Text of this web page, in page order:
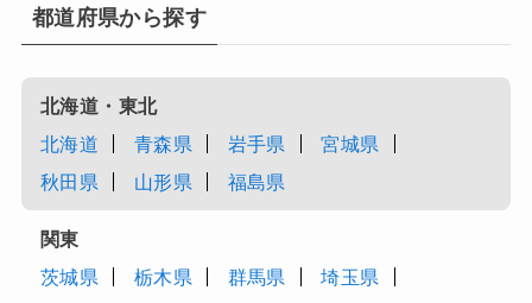
都道府県から探す
北海道・東北
北海道
青森県 岩手県
宮城県
秋田県
山形県 福島県
関東
茨城県
栃木県 群馬県
埼玉県